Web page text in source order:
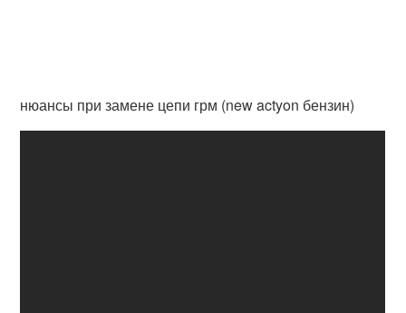
нюансы при замене цепи грм (new actyon бензин)